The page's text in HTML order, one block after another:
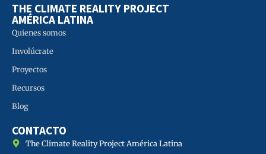
THE CLIMATE REALITY PROJECT
AMÉRICA LATINA
Quienes somos
Involúcrate
Proyectos
Recursos
Blog
CONTACTO
The Climate Reality Project América Latina